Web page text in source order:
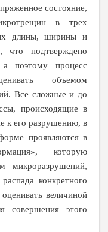
состояние,
в трех
длины, ширины и
подтверждено
а поэтому процесс
объемом
Все сложные и до
происходящие в
к его разрушению, в
проявляются в
которую
микроразрушений,
конкретного
величиной
совершения этого